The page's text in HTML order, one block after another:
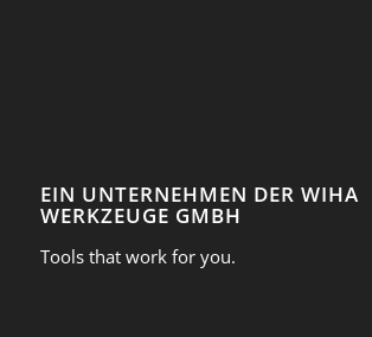
EIN UNTERNEHMEN DER WIHA
WERKZEUGE GMBH
Tools that work for you.